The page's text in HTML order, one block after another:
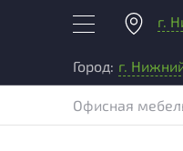
г.
Город: г.
Офисная